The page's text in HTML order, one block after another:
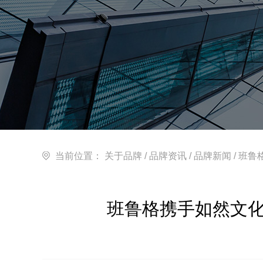
当前位置： 关于品牌 / 品牌资讯 / 品牌新闻 / 班鲁
班鲁格携手如然文